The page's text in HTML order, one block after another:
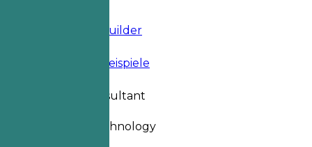
Lebenslauf-Builder
Lebenslauf-Beispiele
Benefits Consultant
information-technology